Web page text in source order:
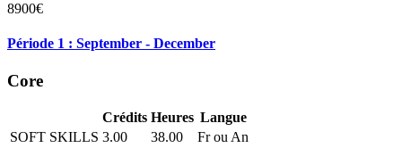
8900€
Période 1 : September - December
Core
Crédits Heures Langue
SOFT SKILLS 3.00 38.00
Fr ou An